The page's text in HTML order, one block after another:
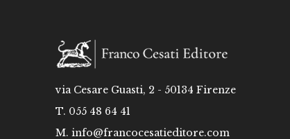
via Cesare Guasti, 2 - 50134 Firenze
T. 055 48 64 41
M. info@francocesatieditore.com